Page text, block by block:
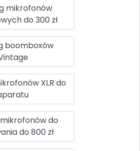
mikrofonów
do 300 zł
boomboxów
XLR do
do
do 800 zł